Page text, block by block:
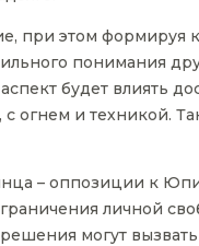
при этом формируя
понимания
будет влиять
огнем и техникой.
– оппозиции к
личной
могут